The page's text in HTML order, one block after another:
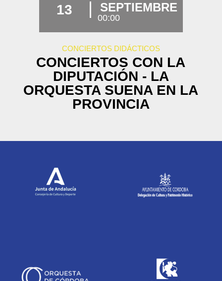
13 SEPTIEMBRE
00:00
CONCIERTOS DIDÁCTICOS
CONCIERTOS CON LA
DIPUTACIÓN - LA
ORQUESTA SUENA EN LA
PROVINCIA